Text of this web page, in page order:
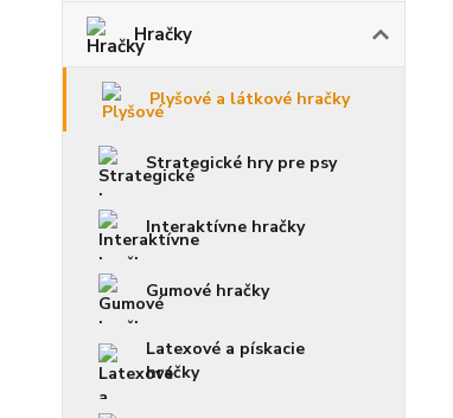
Hračky
Plyšové a látkové hračky
Strategické hry pre psy
Interaktívne hračky
Gumové hračky
Latexové a pískacie
hračky